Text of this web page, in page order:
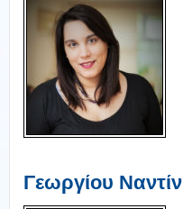
Γεωργίου Ναντίν